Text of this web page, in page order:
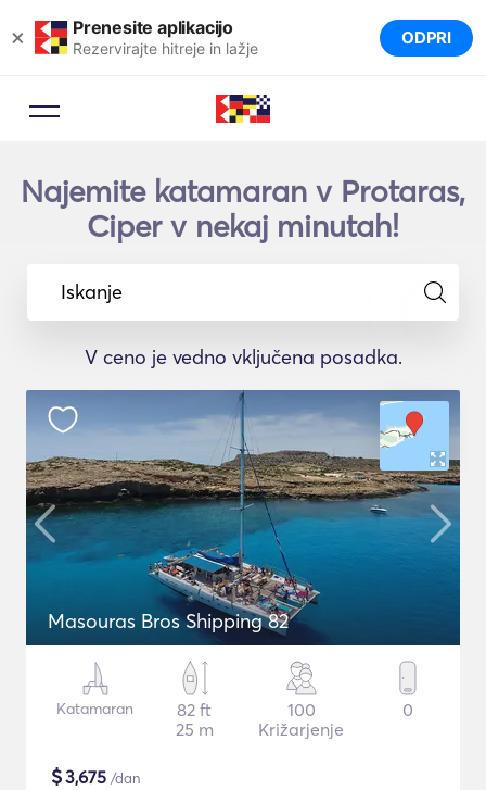
× Prenesite aplikacijo
Rezervirajte hitreje in lažje ODPRI
Najemite katamaran v Protaras,
Ciper v nekaj minutah!
Iskanje
V ceno je vedno vključena posadka.
Masouras Bros Shipping 82
Katamaran
82 ft
25 m
100
Križarjenje
0
$3,675 /dan